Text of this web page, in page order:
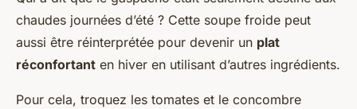
chaudes journées d’été ? Cette soupe froide peut
aussi être réinterprétée pour devenir un plat
réconfortant en hiver en utilisant d’autres ingrédients.
Pour cela, troquez les tomates et le concombre